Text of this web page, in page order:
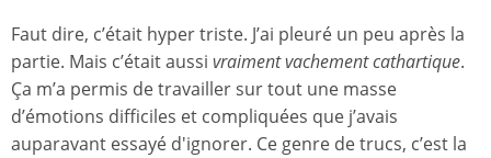
Faut dire, c’était hyper triste. J’ai pleuré un peu après la
partie. Mais c’était aussi vraiment vachement cathartique.
Ça m’a permis de travailler sur tout une masse
d’émotions difficiles et compliquées que j’avais
auparavant essayé d'ignorer. Ce genre de trucs, c’est la